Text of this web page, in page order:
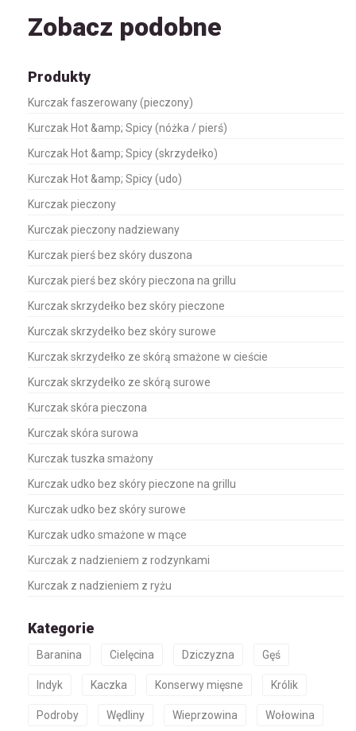
Zobacz podobne
Produkty
Kurczak faszerowany (pieczony)
Kurczak Hot &amp; Spicy (nóżka / pierś)
Kurczak Hot &amp; Spicy (skrzydełko)
Kurczak Hot &amp; Spicy (udo)
Kurczak pieczony
Kurczak pieczony nadziewany
Kurczak pierś bez skóry duszona
Kurczak pierś bez skóry pieczona na grillu
Kurczak skrzydełko bez skóry pieczone
Kurczak skrzydełko bez skóry surowe
Kurczak skrzydełko ze skórą smażone w cieście
Kurczak skrzydełko ze skórą surowe
Kurczak skóra pieczona
Kurczak skóra surowa
Kurczak tuszka smażony
Kurczak udko bez skóry pieczone na grillu
Kurczak udko bez skóry surowe
Kurczak udko smażone w mące
Kurczak z nadzieniem z rodzynkami
Kurczak z nadzieniem z ryżu
Kategorie
Baranina Cielęcina Dziczyzna Gęś
Indyk Kaczka Konserwy mięsne Królik
Podroby Wędliny Wieprzowina Wołowina